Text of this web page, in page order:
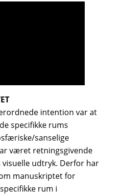
intention var at
specifikke rums
sanselige
været retningsgivende
udtryk. Derfor har
manuskriptet for
rum i